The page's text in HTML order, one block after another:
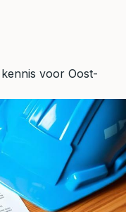
voor Oost-